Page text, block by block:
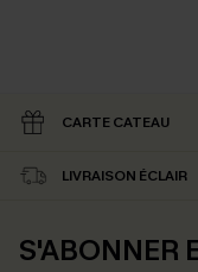
CARTE CATEAU
LIVRAISON ÉCLAIR
S'ABONNER